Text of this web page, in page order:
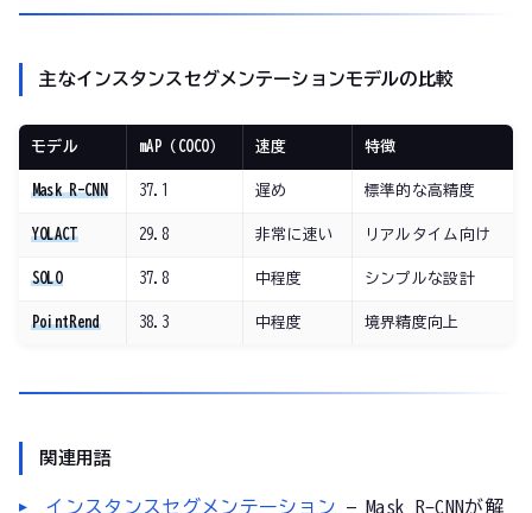
主なインスタンスセグメンテーションモデルの比較
モデル mAP（COCO） 速度 特徴
Mask R-CNN 37.1 遅め 標準的な高精度
YOLACT 29.8 非常に速い リアルタイム向け
SOLO 37.8 中程度 シンプルな設計
PointRend 38.3 中程度 境界精度向上
関連用語
インスタンスセグメンテーション — Mask R-CNNが解